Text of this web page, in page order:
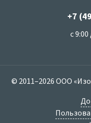
+7
с
© 2011–2026 ООО